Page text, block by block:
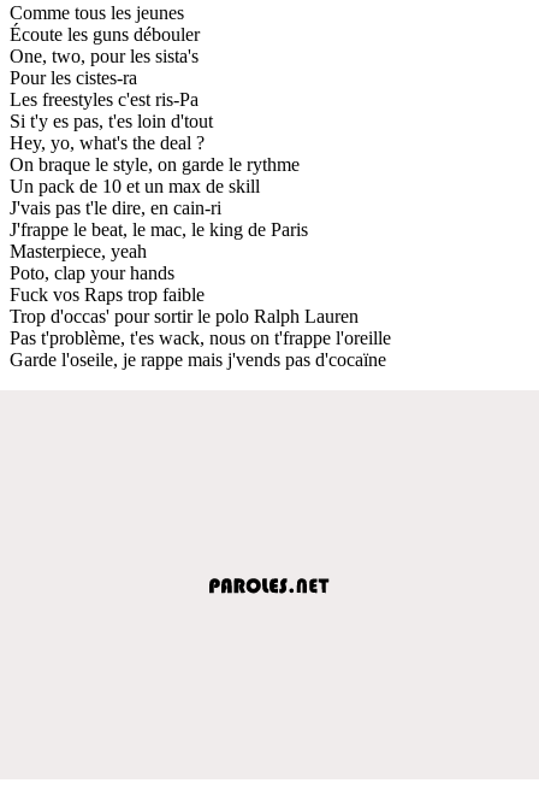
Comme tous les jeunes
Écoute les guns débouler
One, two, pour les sista's
Pour les cistes-ra
Les freestyles c'est ris-Pa
Si t'y es pas, t'es loin d'tout
Hey, yo, what's the deal ?
On braque le style, on garde le rythme
Un pack de 10 et un max de skill
J'vais pas t'le dire, en cain-ri
J'frappe le beat, le mac, le king de Paris
Masterpiece, yeah
Poto, clap your hands
Fuck vos Raps trop faible
Trop d'occas' pour sortir le polo Ralph Lauren
Pas t'problème, t'es wack, nous on t'frappe l'oreille
Garde l'oseile, je rappe mais j'vends pas d'cocaïne